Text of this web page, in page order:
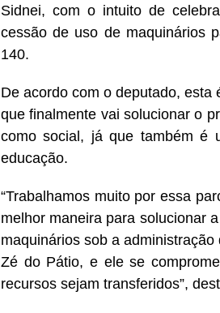
Sidnei, com o intuito de
cessão de uso de maquinários
140.
De acordo com o deputado,
que finalmente vai solucionar o
como social, já que também é
educação.
“Trabalhamos muito por essa
melhor maneira para solucionar
maquinários sob a
Zé do Pátio, e ele se
recursos sejam transferidos”,